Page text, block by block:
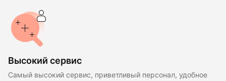
Высокий сервис
Самый высокий сервис, приветливый персонал, удобное